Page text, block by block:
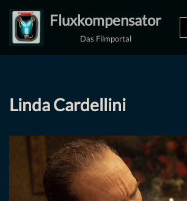
Zum
Inhalt
Fluxkompensator
Das Filmportal
Linda Cardellini